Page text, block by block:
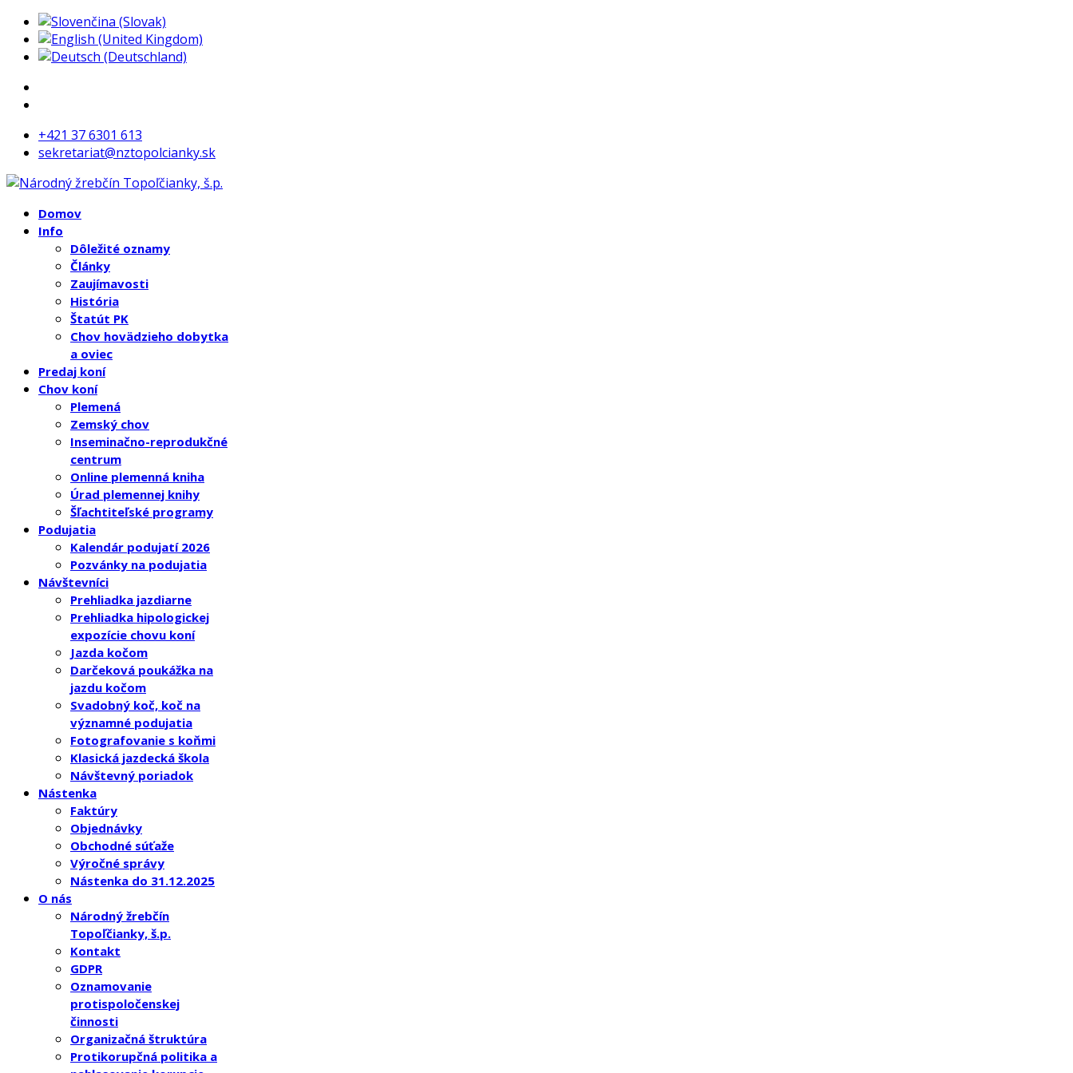
+421 37 6301 613
sekretariat@nztopolcianky.sk
Domov
Info
Dôležité oznamy
Články
Zaujímavosti
História
Štatút PK
Chov hovädzieho dobytka
a oviec
Predaj koní
Chov koní
Plemená
Zemský chov
Inseminačno-reprodukčné
centrum
Online plemenná kniha
Úrad plemennej knihy
Šľachtiteľské programy
Podujatia
Kalendár podujatí 2026
Pozvánky na podujatia
Návštevníci
Prehliadka jazdiarne
Prehliadka hipologickej
expozície chovu koní
Jazda kočom
Darčeková poukážka na
jazdu kočom
Svadobný koč, koč na
významné podujatia
Fotografovanie s koňmi
Klasická jazdecká škola
Návštevný poriadok
Nástenka
Faktúry
Objednávky
Obchodné súťaže
Výročné správy
Nástenka do 31.12.2025
O nás
Národný žrebčín
Topoľčianky, š.p.
Kontakt
GDPR
Oznamovanie
protispoločenskej
činnosti
Organizačná štruktúra
Protikorupčná politika a